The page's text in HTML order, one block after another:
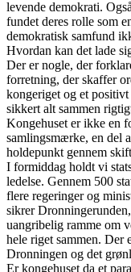
levende demokrati.
fundet deres rolle som
demokratisk samfund
Hvordan kan det lade
Der er nogle, der
forretning, der skaffer
kongeriget og et
sikkert alt sammen
Kongehuset er ikke en
samlingsmærke, en del
holdepunkt gennem
I formiddag holdt vi
ledelse. Gennem 500
flere regeringer og
sikrer
uangribelig ramme om
hele riget sammen. Der
Dronningen og det
Er kongehuset da et